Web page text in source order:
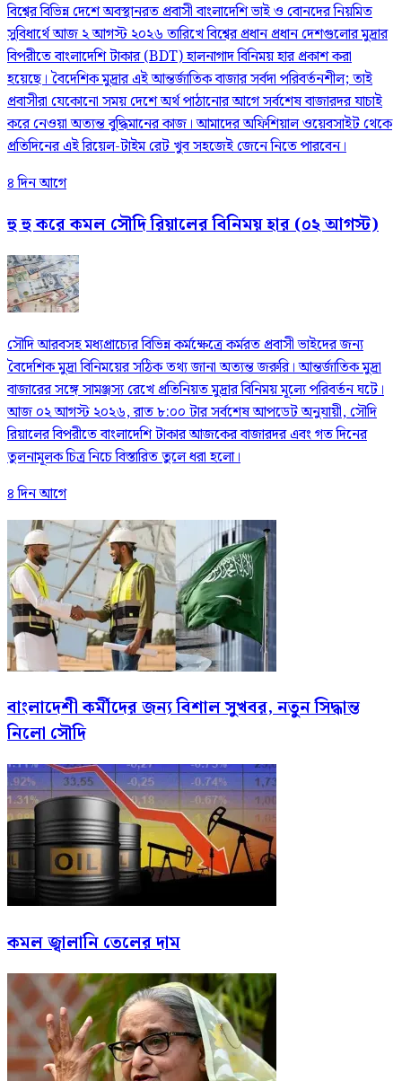
বিশ্বের বিভিন্ন দেশে অবস্থানরত প্রবাসী বাংলাদেশি ভাই ও বোনদের নিয়মিত
সুবিধার্থে আজ ২ আগস্ট ২০২৬ তারিখে বিশ্বের প্রধান প্রধান দেশগুলোর মুদ্রার
বিপরীতে বাংলাদেশি টাকার (BDT) হালনাগাদ বিনিময় হার প্রকাশ করা
হয়েছে। বৈদেশিক মুদ্রার এই আন্তর্জাতিক বাজার সর্বদা পরিবর্তনশীল; তাই
প্রবাসীরা যেকোনো সময় দেশে অর্থ পাঠানোর আগে সর্বশেষ বাজারদর যাচাই
করে নেওয়া অত্যন্ত বুদ্ধিমানের কাজ। আমাদের অফিশিয়াল ওয়েবসাইট থেকে
প্রতিদিনের এই রিয়েল-টাইম রেট খুব সহজেই জেনে নিতে পারবেন।
৪ দিন আগে
হু হু করে কমল সৌদি রিয়ালের বিনিময় হার (০২ আগস্ট)
সৌদি আরবসহ মধ্যপ্রাচ্যের বিভিন্ন কর্মক্ষেত্রে কর্মরত প্রবাসী ভাইদের জন্য
বৈদেশিক মুদ্রা বিনিময়ের সঠিক তথ্য জানা অত্যন্ত জরুরি। আন্তর্জাতিক মুদ্রা
বাজারের সঙ্গে সামঞ্জস্য রেখে প্রতিনিয়ত মুদ্রার বিনিময় মূল্যে পরিবর্তন ঘটে।
আজ ০২ আগস্ট ২০২৬, রাত ৮:০০ টার সর্বশেষ আপডেট অনুযায়ী, সৌদি
রিয়ালের বিপরীতে বাংলাদেশি টাকার আজকের বাজারদর এবং গত দিনের
তুলনামূলক চিত্র নিচে বিস্তারিত তুলে ধরা হলো।
৪ দিন আগে
বাংলাদেশী কর্মীদের জন্য বিশাল সুখবর, নতুন সিদ্ধান্ত
নিলো সৌদি
কমল জ্বালানি তেলের দাম